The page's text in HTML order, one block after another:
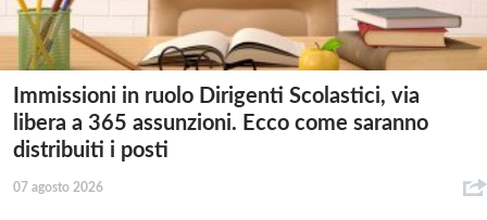
Immissioni in ruolo Dirigenti Scolastici, via
libera a 365 assunzioni. Ecco come saranno
distribuiti i posti
07 agosto 2026